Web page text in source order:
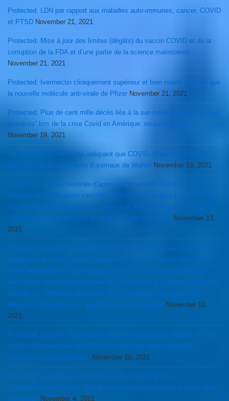
Protected: LDN par rapport aux maladies auto-immunes, cancer, COVID
et PTSD November 21, 2021
Protected: Mise à jour des limites (dégâts) du vaccin COVID et de la
corruption de la FDA et d’une partie de la science mainstream
November 21, 2021
Protected: Ivermectin cliniquement supérieur et bien moins onéreux que
la nouvelle molécule anti-virale de Pfizer November 21, 2021
Protected: Plus de cent mille décès liés à la sur-médicalisation et “drug
overdose” lors de la crise Covid en Amérique: nouveau record
November 19, 2021
Protected: Nouvelle étude indiquant que COVID 19 aurait sa source
dans le marché de produits d’animaux de Wuhan November 19, 2021
Protected: La Cour Fédérale d’appel américaine du 5ieme circuit
confirme que l’obligation vaccinale COVID fédérale pour les entreprises
de plus de 100 travailleurs est prima facie illégale et nécessite une “full
judicial review”: exégèse et le point sur le front juridique November 13,
2021
Protected: A l’instar de plusieurs Pays européens, plusieurs des Etats
américains les plus vaccinés cassent les records en infection Covid-
Delta. Meanwhile, un cardiologue très pro-industrie pharmaceutique
vient d’être nommé commissaire de la FDA alors que presque rien n’est
déclaré sur l’efficacité anti-Covid et anti-maladies chroniques de la
médecine holistique ainsi que de l’immunité naturelle November 12,
2021
Protected: Le point sur plusieurs immuno-modulateurs naturels et leur
actions thérapeutique sur le Covid et plusieurs autres maladies
chronique et auto-immunes.
November 10, 2021
Protected: L’antidepresseur fluvoxamine réduirait le taux
d’hospitalisation. Mais la Joie de vivre encore davantage et sans effets
iatrogènes November 4, 2021